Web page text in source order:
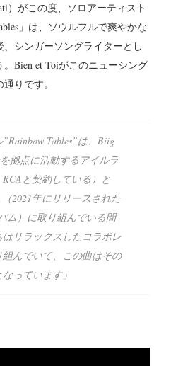
）がこの度、ソロアーティスト
」は、ソウルフルで爽やかな
シンガーソングライターとし
Bien et Toiがこのニューシング
りです。
Tables”は、Biig
拠点に活動するアイルラ
と契約している）と
（2021年にリリースされた
）に取り組んでいる間
リラックスしたコラボレ
んでいて、この曲はその
っています」